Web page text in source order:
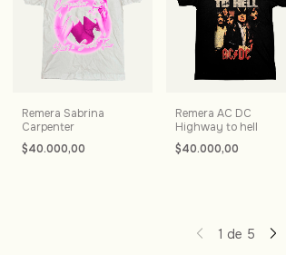
Remera Sabrina
Carpenter
$40.000,00
Remera AC DC
Highway to hell
$40.000,00
1 de 5